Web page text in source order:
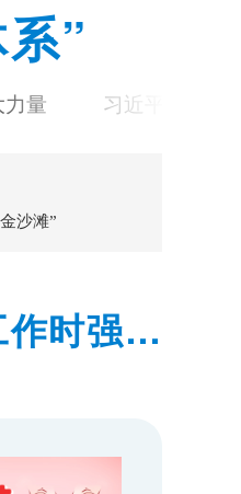
”
习近平对基础教育工
沙滩”
时强调